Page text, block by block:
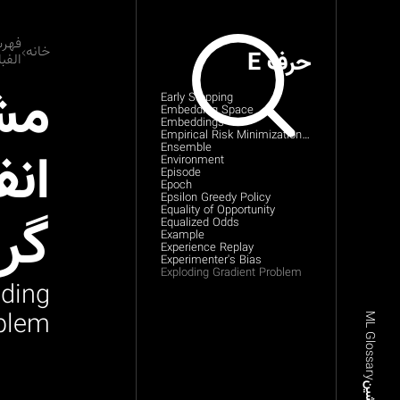
ML Glossary
حرف E
Early Stopping
Embedding Space
Embeddings
Empirical Risk Minimization (ERM)
Ensemble
Environment
Episode
Epoch
Epsilon Greedy Policy
Equality of Opportunity
Equalized Odds
Example
Experience Replay
Experimenter's Bias
Exploding Gradient Problem
خانه